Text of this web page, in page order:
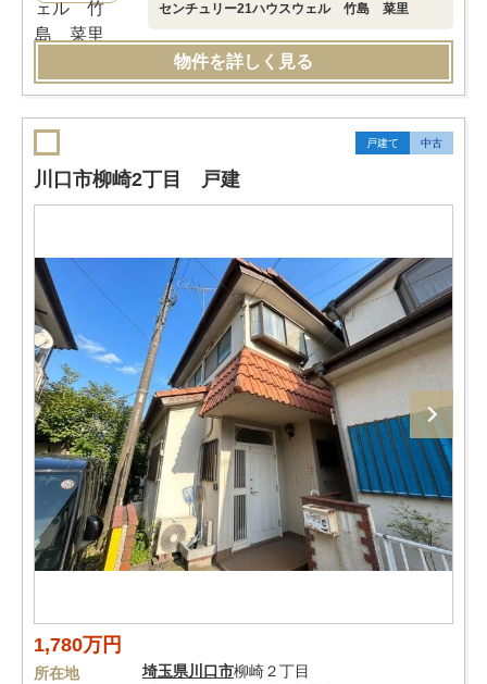
センチュリー21ハウスウェル 竹島 菜里
物件を詳しく見る
戸建て 中古
川口市柳崎2丁目 戸建
1,780万円
所在地 埼玉県川口市柳崎２丁目